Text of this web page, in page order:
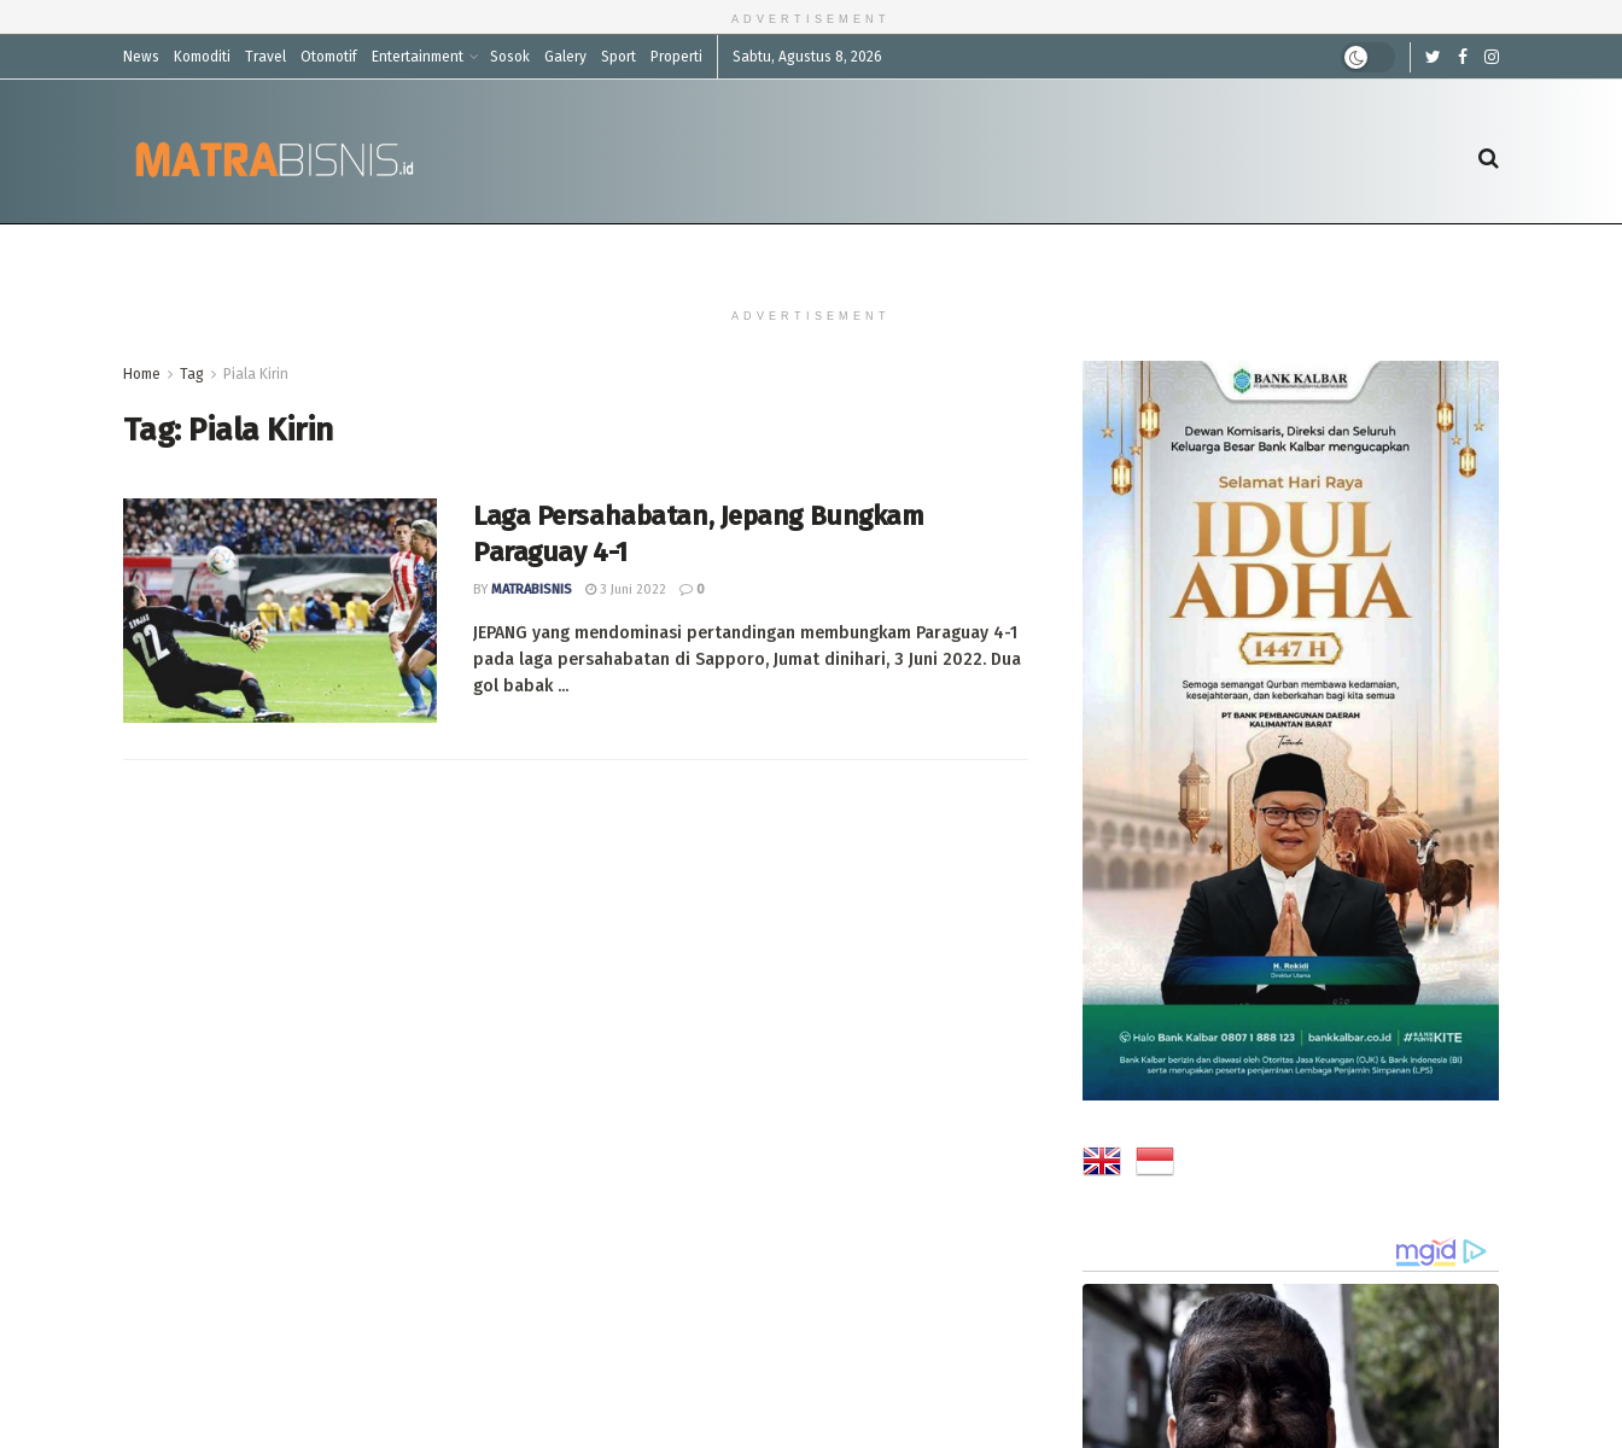
ADVERTISEMENT
News Komoditi Travel Otomotif Entertainment Sosok Galery Sport Properti Sabtu, Agustus 8, 2026
ADVERTISEMENT
Home Tag Piala Kirin
Tag: Piala Kirin
Laga Persahabatan, Jepang Bungkam
Paraguay 4-1
BY MATRABISNIS 3 Juni 2022 0
JEPANG yang mendominasi pertandingan membungkam Paraguay 4-1
pada laga persahabatan di Sapporo, Jumat dinihari, 3 Juni 2022. Dua
gol babak ...